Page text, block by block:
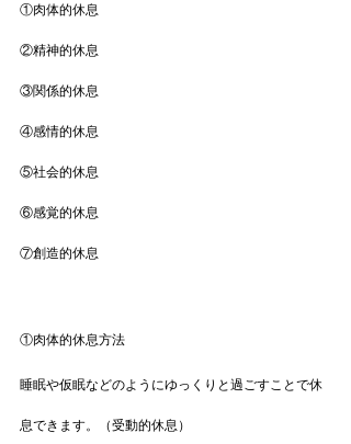
①肉体的休息
②精神的休息
③関係的休息
④感情的休息
⑤社会的休息
⑥感覚的休息
⑦創造的休息
①肉体的休息方法
睡眠や仮眠などのようにゆっくりと過ごすことで休
息できます。（受動的休息）